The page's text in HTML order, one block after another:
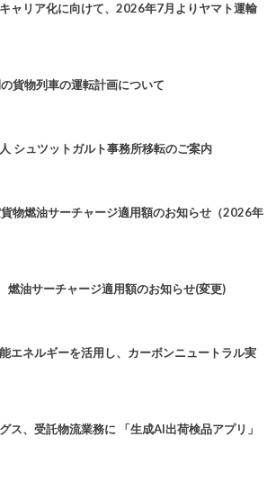
キャリア化に向けて、2026年7月よりヤマト運輸
貨物列車の運転計画について
シュツットガルト事務所移転のご案内
物燃油サーチャージ適用額のお知らせ（2026年
油サーチャージ適用額のお知らせ(変更)
エネルギーを活用し、カーボンニュートラル実
ス、受託物流業務に 「生成AI出荷検品アプリ」